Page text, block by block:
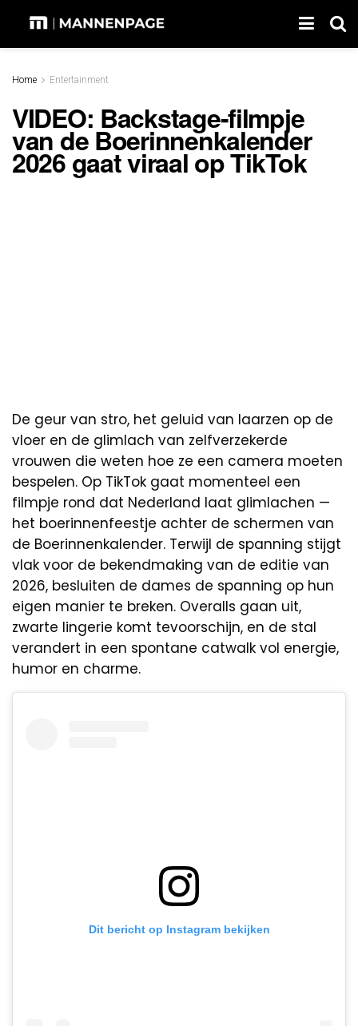
Home Entertainment
VIDEO: Backstage-filmpje
van de Boerinnenkalender
2026 gaat viraal op TikTok
De geur van stro, het geluid van laarzen op de
vloer en de glimlach van zelfverzekerde
vrouwen die weten hoe ze een camera moeten
bespelen. Op TikTok gaat momenteel een
filmpje rond dat Nederland laat glimlachen —
het boerinnenfeestje achter de schermen van
de Boerinnenkalender. Terwijl de spanning stijgt
vlak voor de bekendmaking van de editie van
2026, besluiten de dames de spanning op hun
eigen manier te breken. Overalls gaan uit,
zwarte lingerie komt tevoorschijn, en de stal
verandert in een spontane catwalk vol energie,
humor en charme.
Dit bericht op Instagram bekijken